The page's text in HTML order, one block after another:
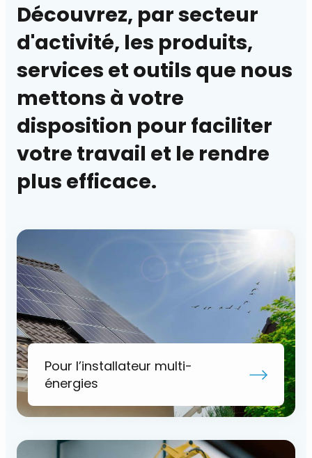
Découvrez, par secteur
d'activité, les produits,
services et outils que nous
mettons à votre
disposition pour faciliter
votre travail et le rendre
plus efficace.
Pour l’installateur multi-
énergies